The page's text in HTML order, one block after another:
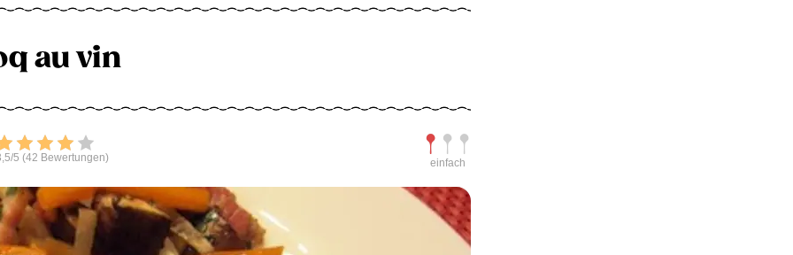
au vin
Bewerten
5 (42 Bewertungen)
Schwierigkeit
einfach